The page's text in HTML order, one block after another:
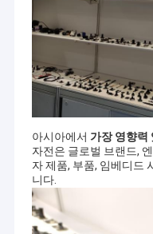
아시아에서 가장 영향력
자전은 글로벌 브랜드,
자 제품, 부품, 임베디드
니다.